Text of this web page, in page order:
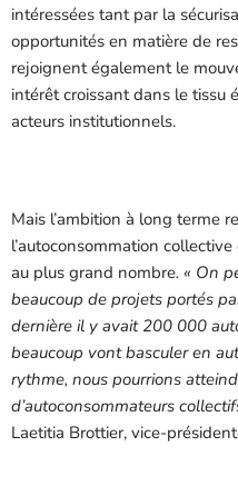
intéressées tant par la
opportunités en matière de
rejoignent également le
intérêt croissant dans le tissu
acteurs institutionnels.
Mais l’ambition à long terme
l’autoconsommation
au plus grand nombre. « On
beaucoup de projets portés
dernière il y avait 200 000
beaucoup vont basculer en
rythme, nous pourrions
d’autoconsommateurs
Laetitia Brottier, vice-